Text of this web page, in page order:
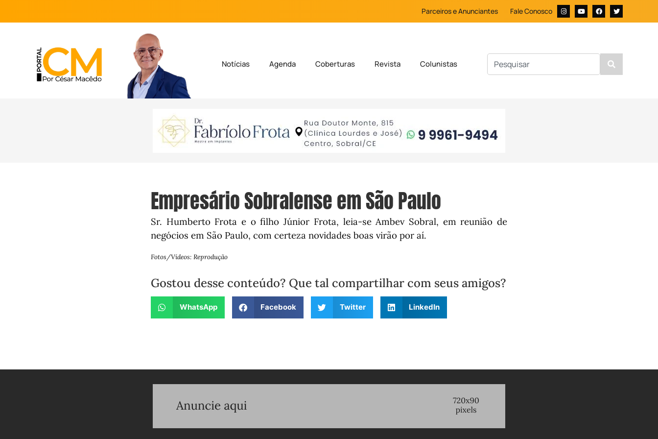
Parceiros e Anunciantes Fale Conosco
Notícias Agenda Coberturas Revista Colunistas
Empresário Sobralense em São Paulo
Sr. Humberto Frota e o filho Júnior Frota, leia-se Ambev Sobral, em reunião de
negócios em São Paulo, com certeza novidades boas virão por aí.
Fotos/Vídeos: Reprodução
Gostou desse conteúdo? Que tal compartilhar com seus amigos?
WhatsApp Facebook Twitter LinkedIn